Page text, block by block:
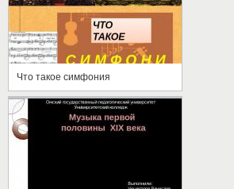
Что такое симфония